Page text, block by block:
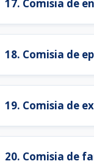
17. Comisia de
18. Comisia de
19. Comisia de
20. Comisia de